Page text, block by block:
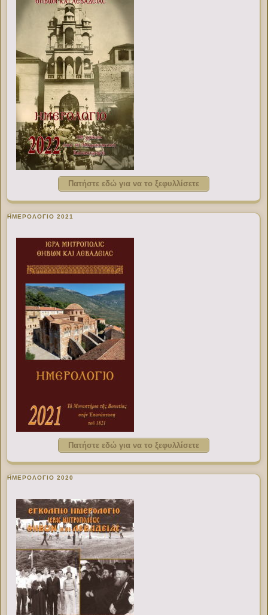
Πατήστε εδώ για να το ξεφυλλίσετε
ΗΜΕΡΟΛΟΓΙΟ 2021
Πατήστε εδώ για να το ξεφυλλίσετε
ΗΜΕΡΟΛΟΓΙΟ 2020